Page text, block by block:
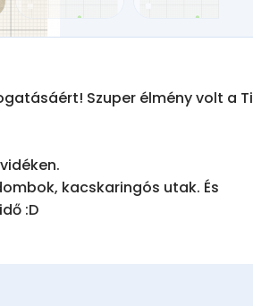
Szuper élmény volt a Ti
kacskaringós utak. És
:D